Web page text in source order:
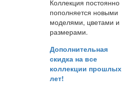
Коллекция постоянно
пополняется новыми
моделями, цветами и
размерами.
Дополнительная
скидка на все
коллекции прошлых
лет!